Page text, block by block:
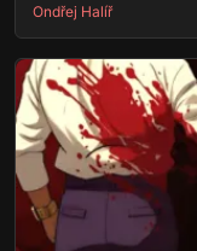
Ondřej Halíř